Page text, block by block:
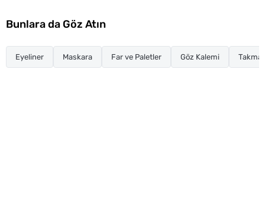
Bunlara da Göz Atın
Eyeliner Maskara Far ve Paletler Göz Kalemi Takma